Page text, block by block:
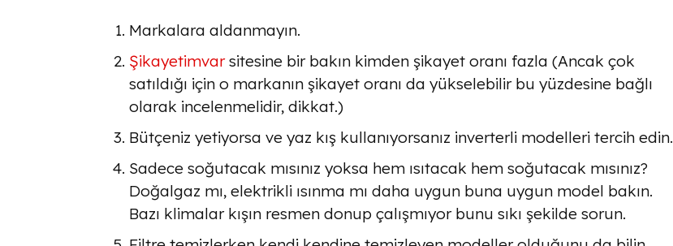
Markalara aldanmayın.
Şikayetimvarsitesine bir bakın kimden şikayet oranı fazla (Ancak çok
satıldığı için o markanın şikayet oranı da yükselebilir bu yüzdesine bağlı
olarak incelenmelidir, dikkat.)
Bütçeniz yetiyorsa ve yaz kış kullanıyorsanız inverterli modelleri tercih edin.
Sadece soğutacak mısınız yoksa hem ısıtacak hem soğutacak mısınız?
Doğalgaz mı, elektrikli ısınma mı daha uygun buna uygun model bakın.
Bazı klimalar kışın resmen donup çalışmıyor bunu sıkı şekilde sorun.